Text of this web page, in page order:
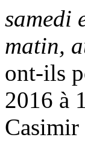
samedi
matin,
ont-ils
2016 à
Casimir